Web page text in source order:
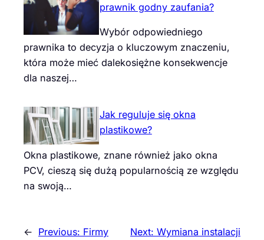
prawnik godny zaufania?
Wybór odpowiedniego
prawnika to decyzja o kluczowym znaczeniu,
która może mieć dalekosiężne konsekwencje
dla naszej…
Jak reguluje się okna
plastikowe?
Okna plastikowe, znane również jako okna
PCV, cieszą się dużą popularnością ze względu
na swoją…
← Previous: Firmy
Next: Wymiana instalacji